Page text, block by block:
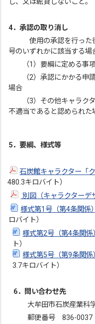
4．承認の取り消し
使用の承認を行った後
号のいずれかに該当する場
（1）要綱に定める事項
（2）承認にかかる申請
場合
（3）その他キャラクタ
不適当であると認められた
5．要綱、様式等
石炭館キャラクター「
480.3キロバイト）
別図（キャラクターデ
様式第1号（第4条関係
ロバイト）
様式第2号（第4条関係
ト）
様式第5号（第9条関
3.7キロバイト）
6．問い合わせ先
大牟田市石炭産業科
郵便番号 836-0037